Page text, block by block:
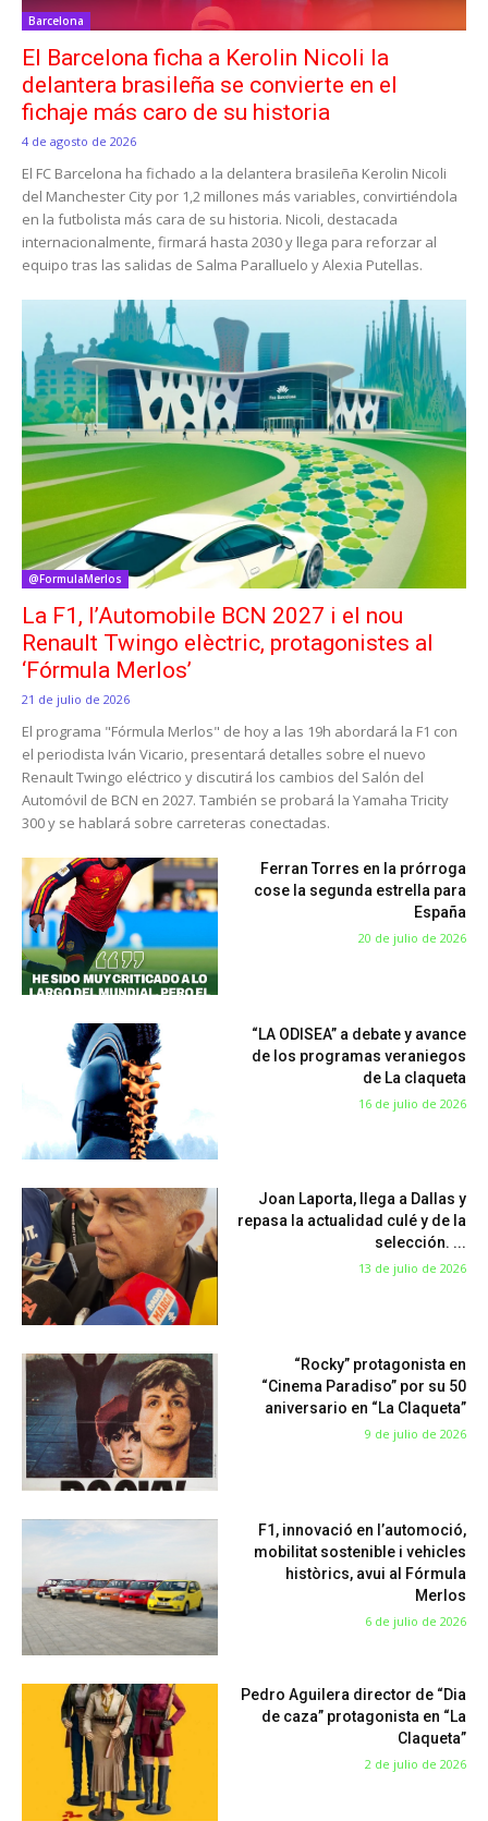
Barcelona
El Barcelona ficha a Kerolin Nicoli la
delantera brasileña se convierte en el
fichaje más caro de su historia
4 de agosto de 2026
El FC Barcelona ha fichado a la delantera brasileña Kerolin Nicoli
del Manchester City por 1,2 millones más variables, convirtiéndola
en la futbolista más cara de su historia. Nicoli, destacada
internacionalmente, firmará hasta 2030 y llega para reforzar al
equipo tras las salidas de Salma Paralluelo y Alexia Putellas.
@FormulaMerlos
La F1, l’Automobile BCN 2027 i el nou
Renault Twingo elèctric, protagonistes al
‘Fórmula Merlos’
21 de julio de 2026
El programa "Fórmula Merlos" de hoy a las 19h abordará la F1 con
el periodista Iván Vicario, presentará detalles sobre el nuevo
Renault Twingo eléctrico y discutirá los cambios del Salón del
Automóvil de BCN en 2027. También se probará la Yamaha Tricity
300 y se hablará sobre carreteras conectadas.
Ferran Torres en la prórroga
cose la segunda estrella para
España
20 de julio de 2026
“LA ODISEA” a debate y avance
de los programas veraniegos
de La claqueta
16 de julio de 2026
Joan Laporta, llega a Dallas y
repasa la actualidad culé y de la
selección. ...
13 de julio de 2026
“Rocky” protagonista en
“Cinema Paradiso” por su 50
aniversario en “La Claqueta”
9 de julio de 2026
F1, innovació en l’automoció,
mobilitat sostenible i vehicles
històrics, avui al Fórmula
Merlos
6 de julio de 2026
Pedro Aguilera director de “Dia
de caza” protagonista en “La
Claqueta”
2 de julio de 2026